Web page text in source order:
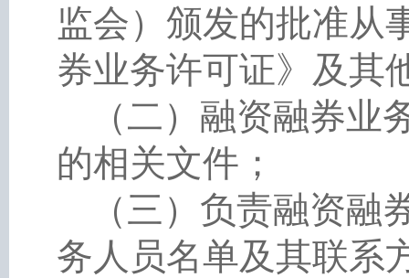
监会）颁发的批准从
券业务许可证》及其
（二）融资融券
的相关文件；
（三）负责融资
务人员名单及其联系